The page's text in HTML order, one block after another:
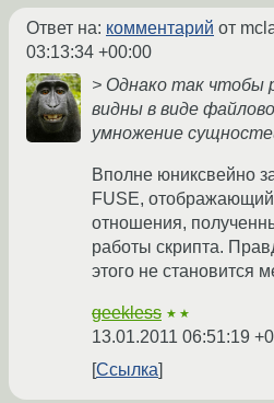
Ответ на: комментарий от
03:13:34 +00:00
> Однако так чтобы
видны в виде
умножение
Вполне юниксвейно
FUSE,
отношения,
работы скрипта.
этого не становится
geekless ★★
13.01.2011 06:51:19
Ссылка